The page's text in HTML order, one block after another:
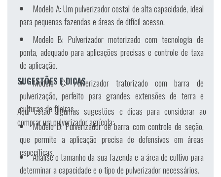
Modelo A:Um pulverizador costal de alta capacidade, ideal
para pequenas fazendas e áreas de difícil acesso.
Modelo B: Pulverizador motorizado com tecnologia de
ponta, adequado para aplicações precisas e controle de taxa
de aplicação.
Modelo C:Pulverizador tratorizado com barra de
pulverização, perfeito para grandes extensões de terra e
culturas de fileiras.
Modelo D:Pulverizador de barra com controle de seção,
que permite a aplicação precisa de defensivos em áreas
específicas.
SUGESTÕES E DICAS
Aqui estão algumas sugestões e dicas para considerar ao
comprar um pulverizador agrícola:
Analise o tamanho da sua fazenda e a área de cultivo para
determinar a capacidade e o tipo de pulverizador necessários.